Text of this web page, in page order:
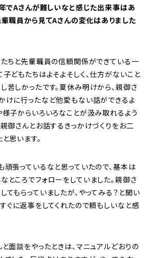
でAさんが難しいなと感じた出来事はあ
輩職員から見てAさんの変化はありました
たちと先輩職員の信頼関係ができている一
子どもたちはよそよそしく、仕方がないこと
苦しかったです。夏休み明けから、親御さ
けに行ったなど他愛もない話ができるよ
様子からいろいろなことが汲み取れるよう
親御さんとお話するきっかけづくりをお二
思います。
頑張っているなと思っていたので、基本は
ところでフォローをしていました。親御さ
てもらっていましたが、やってみる？と聞い
すぐに返事をしてくれたので頼もしいなと感
面談をやったときは、マニュアルどおりの